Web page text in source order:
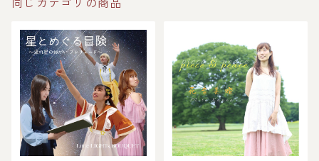
同じカテゴリの商品